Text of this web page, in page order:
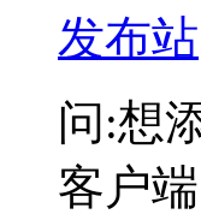
发布站
问:想
客户